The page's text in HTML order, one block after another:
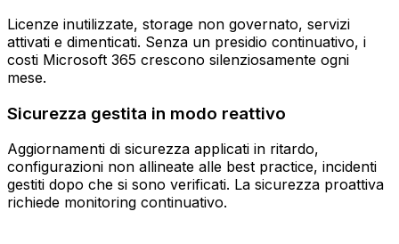
Licenze inutilizzate, storage non governato, servizi
attivati e dimenticati. Senza un presidio continuativo, i
costi Microsoft 365 crescono silenziosamente ogni
mese.
Sicurezza gestita in modo reattivo
Aggiornamenti di sicurezza applicati in ritardo,
configurazioni non allineate alle best practice, incidenti
gestiti dopo che si sono verificati. La sicurezza proattiva
richiede monitoring continuativo.